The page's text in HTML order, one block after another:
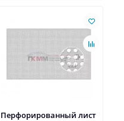
Перфорированный лист